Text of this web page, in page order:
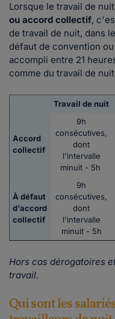
Lorsque le travail de
ou accord collectif,
de travail de nuit, dans
défaut de convention
accompli entre 21
comme du travail de nuit
Travail de nuit
Accord
collectif
9h
consécutives,
dont
l'intervalle
minuit - 5h
À défaut
d'accord
collectif
9h
consécutives,
dont
l'intervalle
minuit - 5h
Hors cas dérogatoires
travail.
Qui sont les